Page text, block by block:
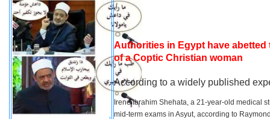
Authorities in Egypt have
of a Coptic Christian woman
According to a widely published
Irene Ibrahim Shehata, a 21-year-old medical
mid-term exams in Asyut, according to